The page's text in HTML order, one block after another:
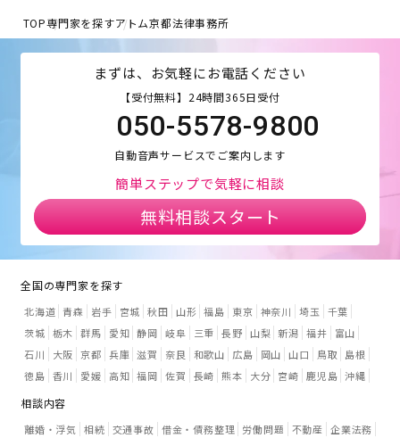
TOP専門家を探すアトム京都法律事務所
まずは、お気軽にお電話ください
【受付無料】24時間365日受付
050-5578-9800
自動音声サービスでご案内します
簡単ステップで気軽に相談
無料相談スタート
全国の専門家を探す
北海道 青森 岩手 宮城 秋田 山形 福島 東京 神奈川 埼玉
千葉
茨城 栃木 群馬 愛知 静岡 岐阜 三重 長野 山梨 新潟 福井
富山
石川
大阪 京都 兵庫 滋賀 奈良 和歌山 広島 岡山 山口 鳥取
島根
徳島 香川 愛媛 高知 福岡 佐賀 長崎 熊本 大分 宮崎 鹿児島 沖縄
相談内容
離婚・浮気 相続 交通事故 借金・債務整理 労働問題 不動産 企業法務